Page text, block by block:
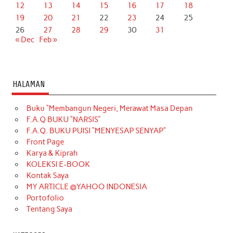
12
13 14 15 16 17
18
19
20 21 22 23 24
25
26
27 28 29 30
31
« Dec
Feb »
HALAMAN
Buku “Membangun Negeri, Merawat Masa Depan
F.A.Q BUKU “NARSIS”
F.A.Q. BUKU PUISI “MENYESAP SENYAP”
Front Page
Karya & Kiprah
KOLEKSI E-BOOK
Kontak Saya
MY ARTICLE @YAHOO INDONESIA
Portofolio
Tentang Saya